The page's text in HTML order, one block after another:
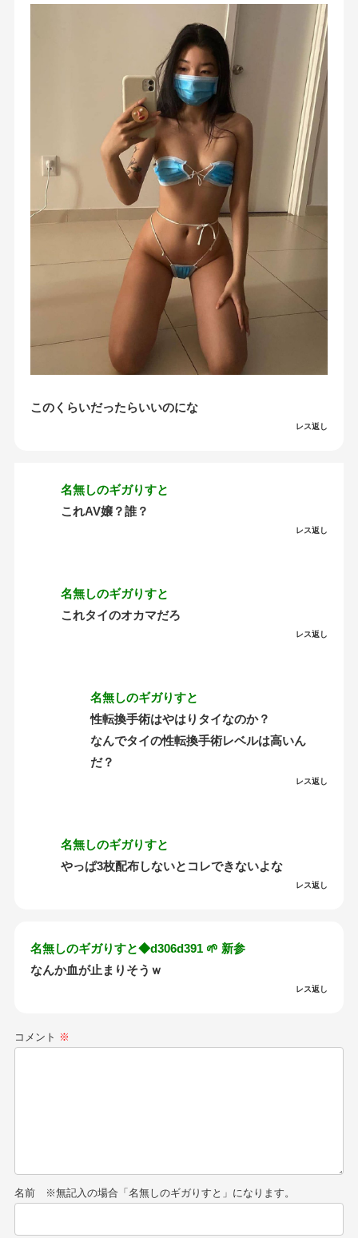
このくらいだったらいいのにな
レス返し
名無しのギガりすと
これAV嬢？誰？
レス返し
名無しのギガりすと
これタイのオカマだろ
レス返し
名無しのギガりすと
性転換手術はやはりタイなのか？
なんでタイの性転換手術レベルは高いん
だ？
レス返し
名無しのギガりすと
やっぱ3枚配布しないとコレできないよな
レス返し
名無しのギガりすと◆d306d391 🌱 新参
なんか血が止まりそうｗ
レス返し
コメント ※
名前